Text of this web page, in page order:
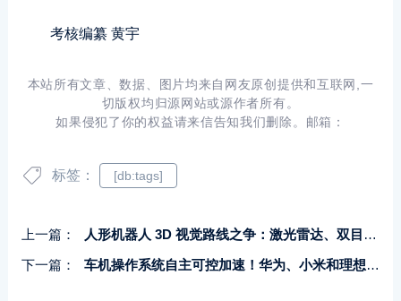
考核编纂 黄宇
本站所有文章、数据、图片均来自网友原创提供和互联网,一
切版权均归源网站或源作者所有。
如果侵犯了你的权益请来信告知我们删除。邮箱：
标签： [db:tags]
上一篇：
人形机器人 3D 视觉路线之争：激光雷达、双目和 3D - ToF 谁更胜一筹？
下一篇：
车机操作系统自主可控加速！华为、小米和理想，谁是真正的领跑者？